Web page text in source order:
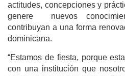
actitudes, concepciones y
genere nuevos
contribuyan a una forma
dominicana.
“Estamos de fiesta, porque
con una institución que